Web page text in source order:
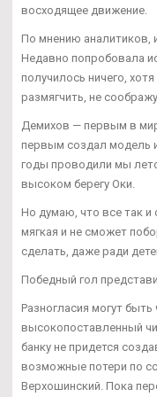
восходящее движение.
По мнению аналитиков,
Недавно попробовала
получилось ничего,
размягчить, не соображу.
Демихов — первым в
первым создал модель
годы проводили мы
высоком берегу Оки.
Но думаю, что все так и
мягкая и не сможет
сделать, даже ради
Победный гол
Разногласия могут
высокопоставленный
банку не придется
возможные потери по
Верхошинский. Пока